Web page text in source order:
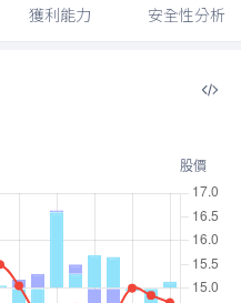
獲利能力 安全性分析